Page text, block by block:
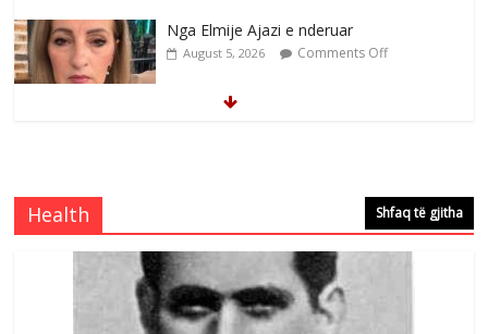
August 5, 2026 Comments Off
Çlirimtari Mentor Mushkolaj nderohet
me mirenjohje nga Xhevdet Qeriqi Dega
e invalidëve në Fushë Kosovë
August 4, 2026 Comments Off
Health Shfaq të gjitha